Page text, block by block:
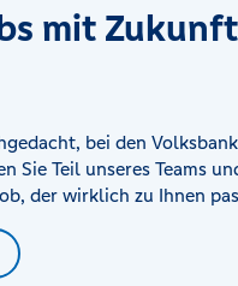
Worms
Worms
mit
bei den
Sie Teil unseres Teams
der wirklich zu Ihnen